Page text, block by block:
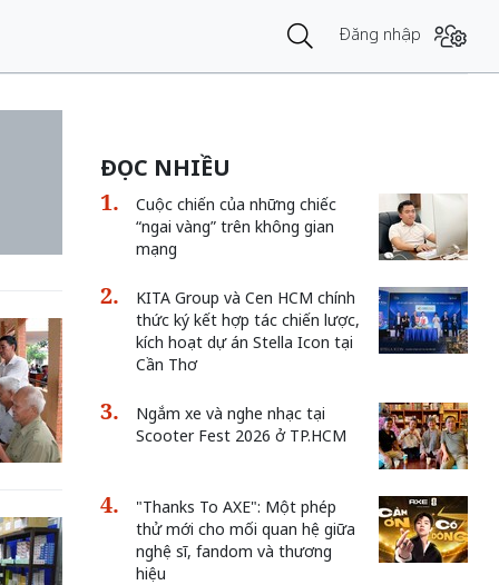
Đăng nhập
ĐỌC NHIỀU
Cuộc chiến của những chiếc
“ngai vàng” trên không gian
mạng
KITA Group và Cen HCM chính
thức ký kết hợp tác chiến lược,
kích hoạt dự án Stella Icon tại
Cần Thơ
Ngắm xe và nghe nhạc tại
Scooter Fest 2026 ở TP.HCM
"Thanks To AXE": Một phép
thử mới cho mối quan hệ giữa
nghệ sĩ, fandom và thương
hiệu